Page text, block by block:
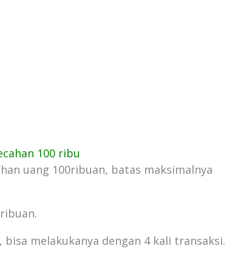
100 ribu
uang 100ribuan, batas maksimalnya
melakukanya dengan 4 kali transaksi.